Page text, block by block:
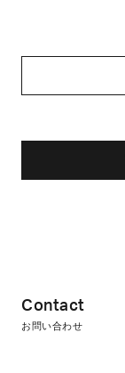
Contact
お問い合わせ